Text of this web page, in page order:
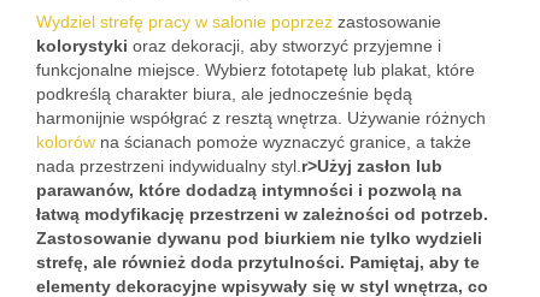
Wydziel strefę pracy w salonie poprzez zastosowanie
kolorystyki oraz dekoracji, aby stworzyć przyjemne i
funkcjonalne miejsce. Wybierz fototapetę lub plakat, które
podkreślą charakter biura, ale jednocześnie będą
harmonijnie współgrać z resztą wnętrza. Używanie różnych
kolorów na ścianach pomoże wyznaczyć granice, a także
nada przestrzeni indywidualny styl. r>Użyj zasłon lub
parawanów, które dodadzą intymności i pozwolą na
łatwą modyfikację przestrzeni w zależności od potrzeb.
Zastosowanie dywanu pod biurkiem nie tylko wydzieli
strefę, ale również doda przytulności. Pamiętaj, aby te
elementy dekoracyjne wpisywały się w styl wnętrza, co